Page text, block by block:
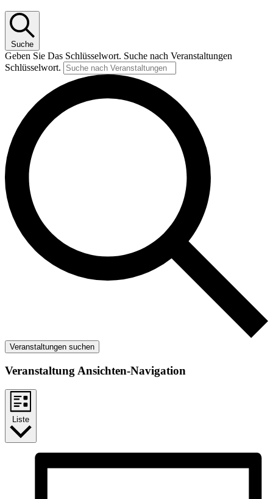
Suche
Geben Sie Das Schlüsselwort. Suche nach Veranstaltungen
Schlüsselwort.
Veranstaltungen suchen
Veranstaltung Ansichten-Navigation
Liste